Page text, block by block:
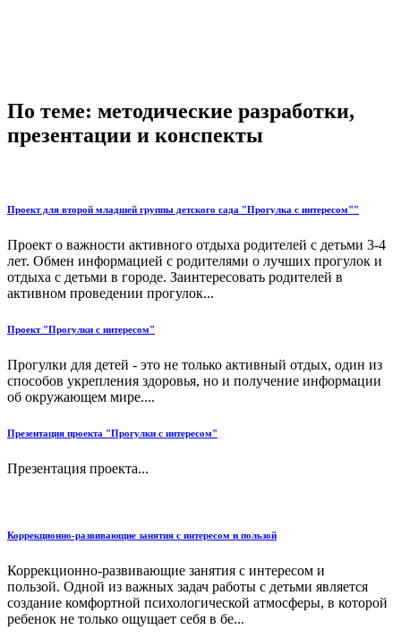
По теме: методические разработки,
презентации и конспекты
Проект для второй младшей группы детского сада "Прогулка с интересом""
Проект о важности активного отдыха родителей с детьми 3-4
лет. Обмен информацией с родителями о лучших прогулок и
отдыха с детьми в городе. Заинтересовать родителей в
активном проведении прогулок...
Проект "Прогулки с интересом"
Прогулки для детей - это не только активный отдых, один из
способов укрепления здоровья, но и получение информации
об окружающем мире....
Презентация проекта "Прогулки с интересом"
Презентация проекта...
Коррекционно-развивающие занятия с интересом и пользой
Коррекционно-развивающие занятия с интересом и
пользой. Одной из важных задач работы с детьми является
создание комфортной психологической атмосферы, в которой
ребенок не только ощущает себя в бе...